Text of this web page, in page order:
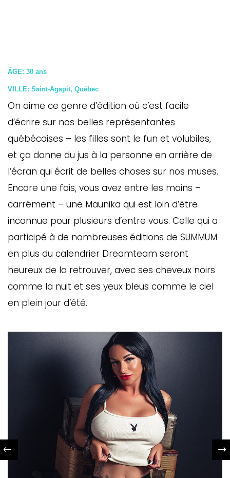
ÂGE: 30 ans
VILLE: Saint-Agapit, Québec
On aime ce genre d’édition où c’est facile
d’écrire sur nos belles représentantes
québécoises – les filles sont le fun et volubiles,
et ça donne du jus à la personne en arrière de
l’écran qui écrit de belles choses sur nos muses.
Encore une fois, vous avez entre les mains –
carrément – une Maunika qui est loin d’être
inconnue pour plusieurs d’entre vous. Celle qui a
participé à de nombreuses éditions de SUMMUM
en plus du calendrier Dreamteam seront
heureux de la retrouver, avec ses cheveux noirs
comme la nuit et ses yeux bleus comme le ciel
en plein jour d’été.